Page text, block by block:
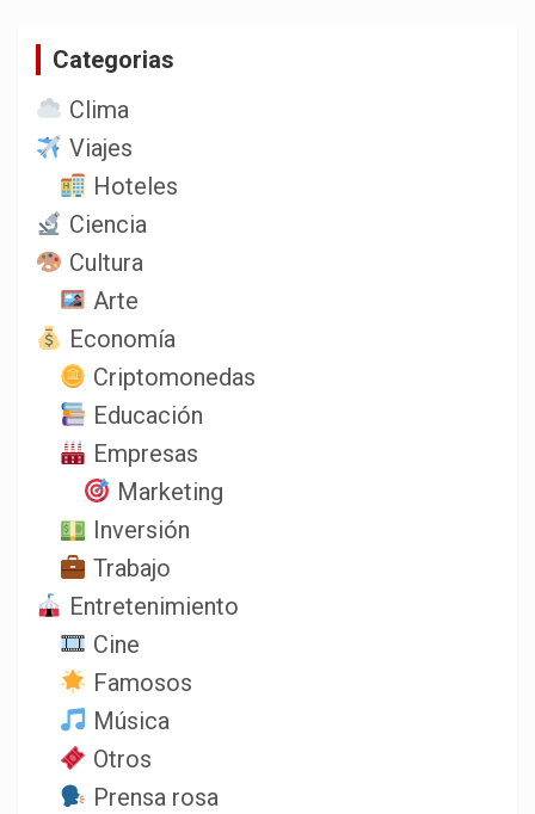
Categorias
Clima
Viajes
Hoteles
Ciencia
Cultura
Arte
Economía
Criptomonedas
Educación
Empresas
Marketing
Inversión
Trabajo
Entretenimiento
Cine
Famosos
Música
Otros
Prensa rosa